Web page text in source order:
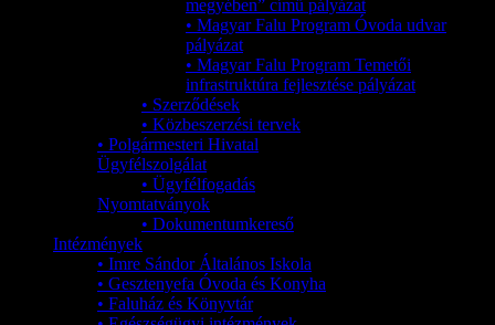
megyében” című pályázat
• Magyar Falu Program Óvoda udvar
pályázat
• Magyar Falu Program Temetői
infrastruktúra fejlesztése pályázat
• Szerződések
• Közbeszerzési tervek
• Polgármesteri Hivatal
Ügyfélszolgálat
• Ügyfélfogadás
Nyomtatványok
• Dokumentumkereső
Intézmények
• Imre Sándor Általános Iskola
• Gesztenyefa Óvoda és Konyha
• Faluház és Könyvtár